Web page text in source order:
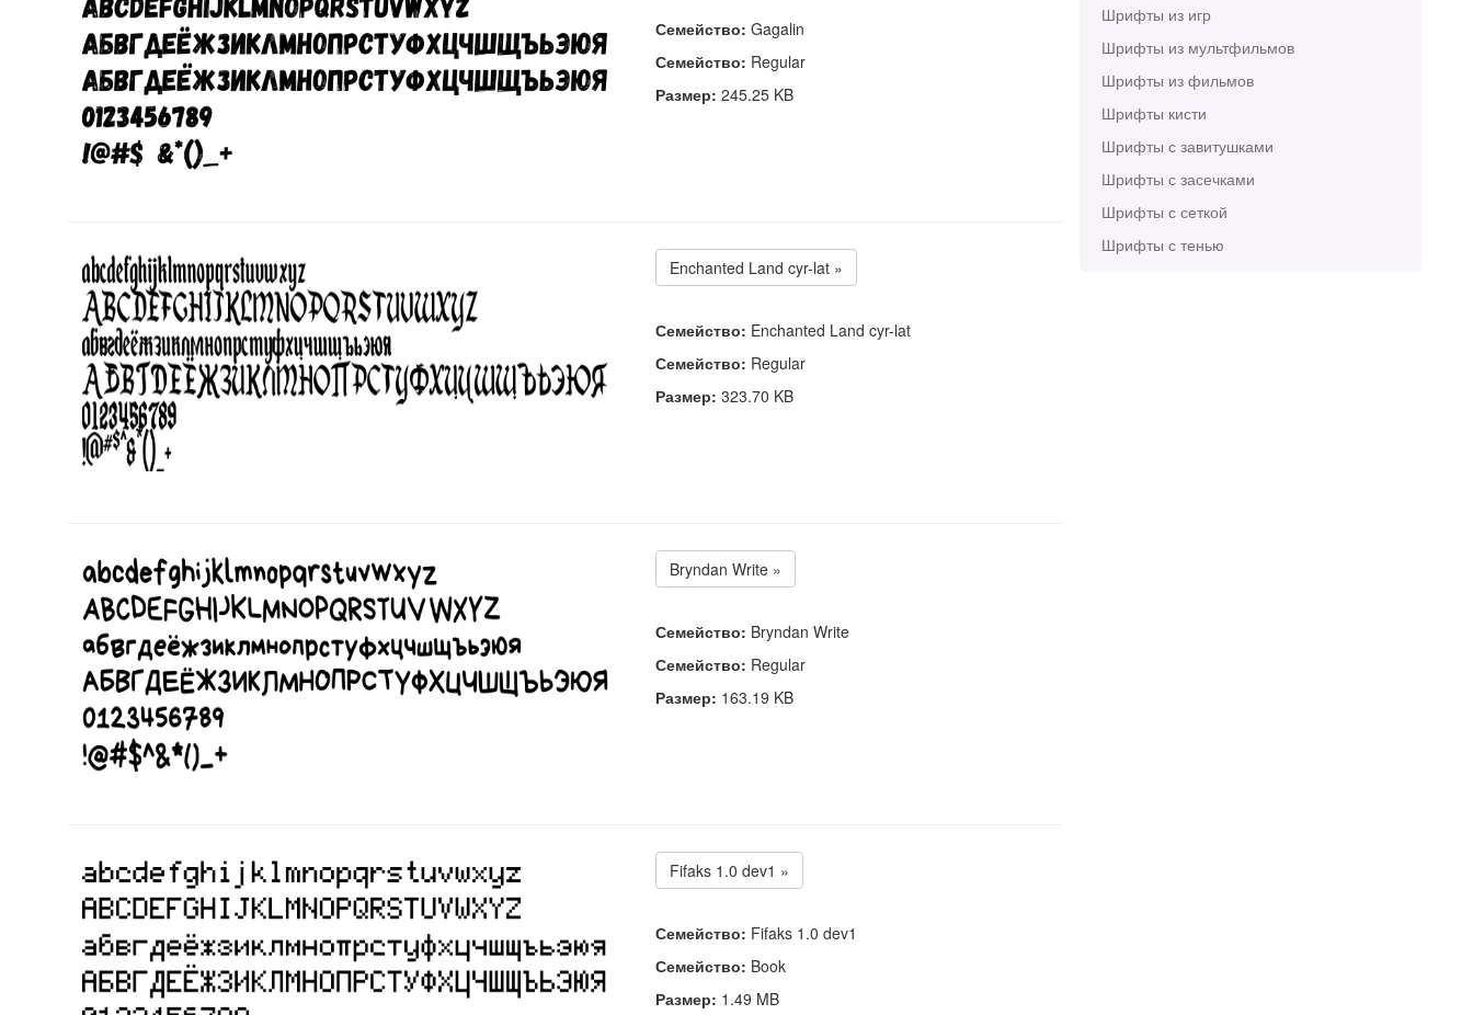
Шрифты из игр
Шрифты из мультфильмов
Шрифты из фильмов
Шрифты кисти
Шрифты с завитушками
Шрифты с засечками
Шрифты с сеткой
Шрифты с тенью
Семейство: Gagalin
Семейство: Regular
Размер: 245.25 KB
Enchanted Land cyr-lat »
Семейство: Enchanted Land cyr-lat
Семейство: Regular
Размер: 323.70 KB
Bryndan Write »
Семейство: Bryndan Write
Семейство: Regular
Размер: 163.19 KB
Fifaks 1.0 dev1 »
Семейство: Fifaks 1.0 dev1
Семейство: Book
Размер: 1.49 MB